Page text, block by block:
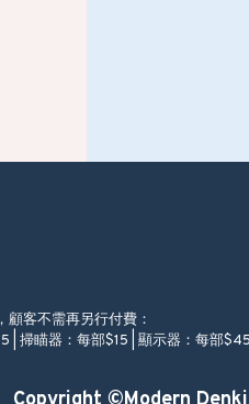
客不需再另行付費：
| 掃瞄器：每部$15 | 顯示器：每部